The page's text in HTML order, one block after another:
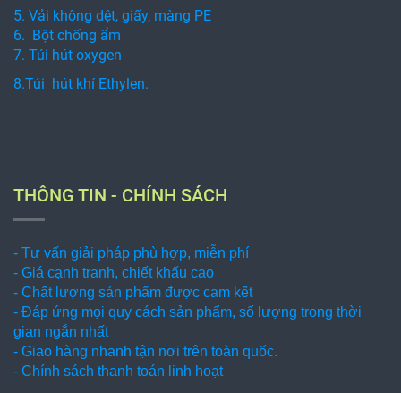
5. Vải không dệt, giấy, màng PE
6. Bột chống ẩm
7. Túi hút oxygen
8.Túi hút khí Ethylen.
THÔNG TIN - CHÍNH SÁCH
- Tư vấn giải pháp phù hợp, miễn phí
- Giá cạnh tranh, chiết khấu cao
- Chất lượng sản phẩm được cam kết
- Đáp ứng mọi quy cách sản phẩm, số lượng trong thời
gian ngắn nhất
- Giao hàng nhanh tận nơi trên toàn quốc.
- Chính sách thanh toán linh hoạt